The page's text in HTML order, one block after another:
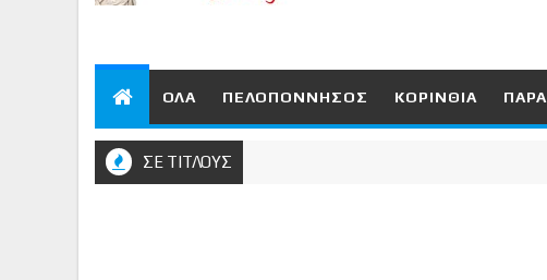
ΟΛΑ ΠΕΛΟΠΟΝΝΗΣΟΣ ΚΟΡΙΝΘΙΑ
ΣΕ ΤΙΤΛΟΥΣ